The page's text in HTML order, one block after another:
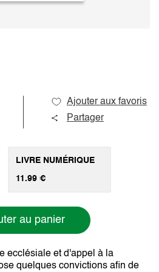
Ajouter aux favoris
Partager
LIVRE NUMÉRIQUE
11.99 €
au panier
ecclésiale et d'appel à la
quelques convictions afin de